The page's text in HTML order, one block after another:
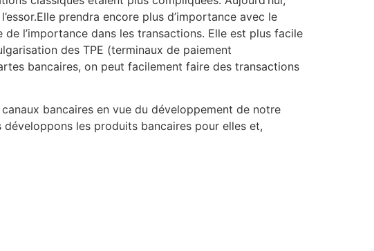
prendra encore plus d’importance avec le
l’importance dans les transactions. Elle est plus facile
des TPE (terminaux de paiement
bancaires, on peut facilement faire des transactions
bancaires en vue du développement de notre
les produits bancaires pour elles et,